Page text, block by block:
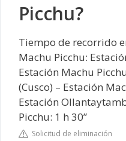
Picchu?
Tiempo de recorrido
Machu Picchu:
Estación Machu
(Cusco) – Estación
Estación
Picchu: 1 h 30”
Solicitud de eliminación